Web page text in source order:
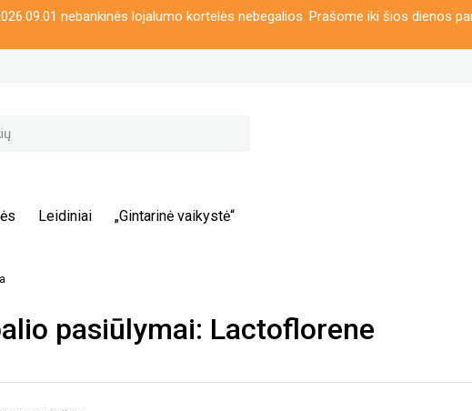
nebankinės lojalumo kortelės nebegalios. Prašome iki šios dienos
Leidiniai „Gintarinė vaikystė“
pasiūlymai: Lactoflorene